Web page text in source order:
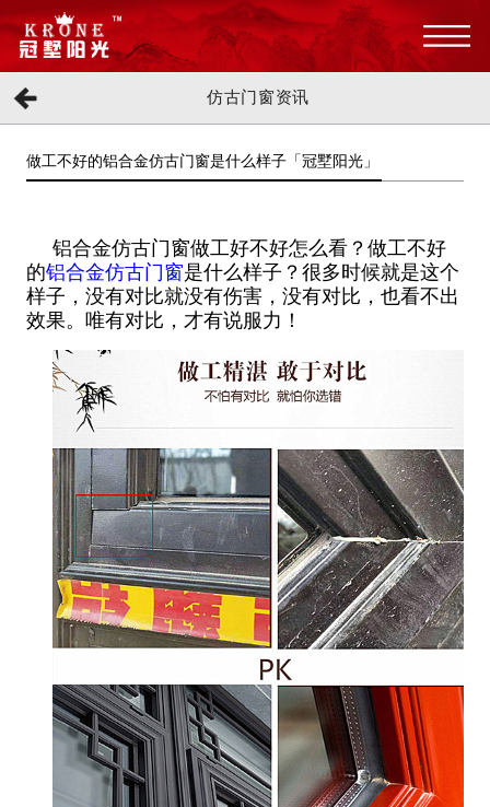
仿古门窗资讯
做工不好的铝合金仿古门窗是什么样子「冠墅阳光」
铝合金仿古门窗做工好不好怎么看？做工不好
的铝合金仿古门窗是什么样子？很多时候就是这个
样子，没有对比就没有伤害，没有对比，也看不出
效果。唯有对比，才有说服力！